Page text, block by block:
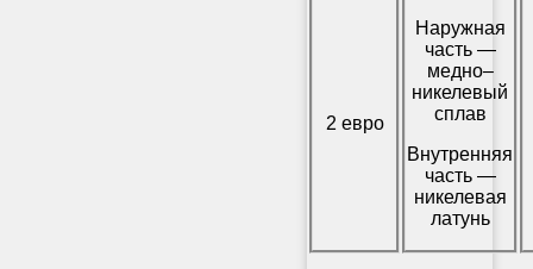
2 евро
Наружная
часть —
медно–
никелевый
сплав
Внутренняя
часть —
никелевая
латунь